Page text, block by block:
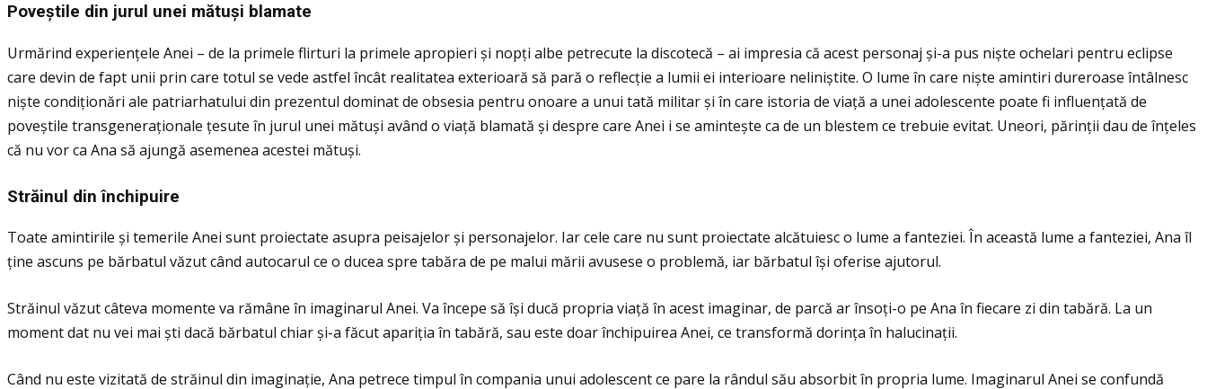
Poveștile din jurul unei mătuși blamate
Urmărind experienţele Anei – de la primele flirturi la primele apropieri și nopţi albe petrecute la discotecă – ai impresia că acest personaj și-a pus niște ochelari pentru eclipse
care devin de fapt unii prin care totul se vede astfel încât realitatea exterioară să pară o reflecţie a lumii ei interioare neliniștite. O lume în care niște amintiri dureroase întâlnesc
niște condiţionări ale patriarhatului din prezentul dominat de obsesia pentru onoare a unui tată militar și în care istoria de viaţă a unei adolescente poate fi influenţată de
poveștile transgeneraţionale ţesute în jurul unei mătuși având o viaţă blamată și despre care Anei i se amintește ca de un blestem ce trebuie evitat. Uneori, părinţii dau de înţeles
că nu vor ca Ana să ajungă asemenea acestei mătuși.
Străinul dinînchipuire
Toate amintirile și temerile Anei sunt proiectate asupra peisajelor și personajelor. Iar cele care nu sunt proiectate alcătuiesc o lume a fanteziei. În această lume a fanteziei, Ana îl
ţine ascuns pe bărbatul văzut când autocarul ce o ducea spre tabăra de pe malui mării avusese o problemă, iar bărbatul își oferise ajutorul.
Străinul văzut câteva momente va rămâne în imaginarul Anei. Va începe să își ducă propria viaţă în acest imaginar, de parcă ar însoţi-o pe Ana în fiecare zi din tabără. La un
moment dat nu vei mai ști dacă bărbatul chiar și-a făcut apariţia în tabără, sau este doar închipuirea Anei, ce transformă dorinţa în halucinaţii.
Când nu este vizitată de străinul din imaginaţie, Ana petrece timpul în compania unui adolescent ce pare la rândul său absorbit în propria lume. Imaginarul Anei se confundă